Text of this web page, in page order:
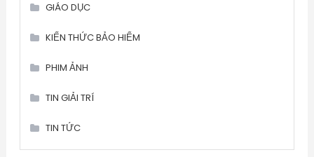
GIÁO DỤC
KIẾN THỨC BẢO HIỂM
PHIM ẢNH
TIN GIẢI TRÍ
TIN TỨC